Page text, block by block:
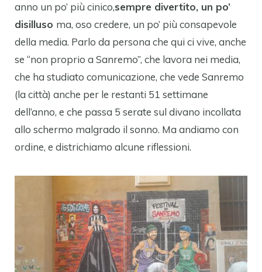
anno un po’ più cinico,sempre divertito, un po’
disilluso ma, oso credere, un po’ più consapevole
della media. Parlo da persona che qui ci vive, anche
se “non proprio a Sanremo”, che lavora nei media,
che ha studiato comunicazione, che vede Sanremo
(la città) anche per le restanti 51 settimane
dell’anno, e che passa 5 serate sul divano incollata
allo schermo malgrado il sonno. Ma andiamo con
ordine, e districhiamo alcune riflessioni.